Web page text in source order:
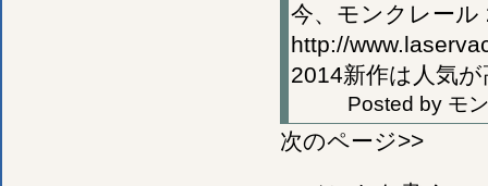
今、モンクレール
http://
2014新作は人気
Posted by モ
次のページ>>